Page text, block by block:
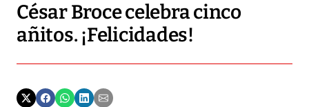
César Broce celebra cinco
añitos. ¡Felicidades!